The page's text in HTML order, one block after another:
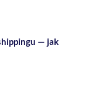
— jak